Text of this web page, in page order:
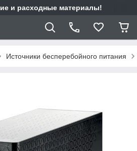
и расходные материалы!
Источники бесперебойного питания